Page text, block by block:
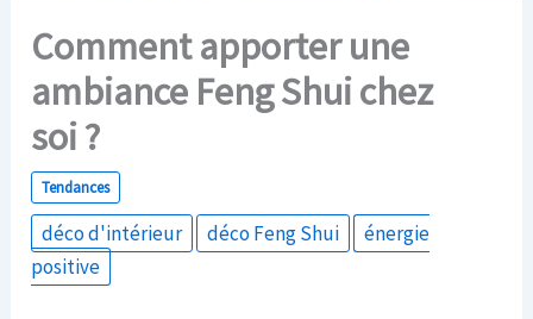
Comment apporter une
ambiance Feng Shui chez
soi ?
Tendances
déco d'intérieur déco Feng Shui
énergie
positive